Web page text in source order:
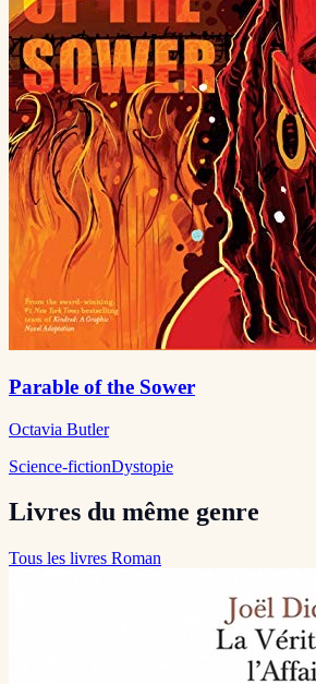
Parable of the Sower
Octavia Butler
Science-fictionDystopie
Livres du même genre
Tous les livres Roman